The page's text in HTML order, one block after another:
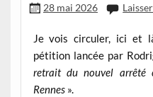
28 mai 2026
Je vois circuler, ici et
pétition lancée par
retrait du nouvel arrêté
Rennes».